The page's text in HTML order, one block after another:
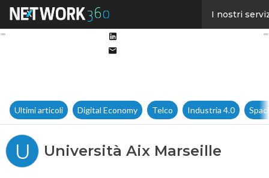
I nostri
Ultimi articoli Digital Economy Telco Industria 4.0
U Università Aix Marseille